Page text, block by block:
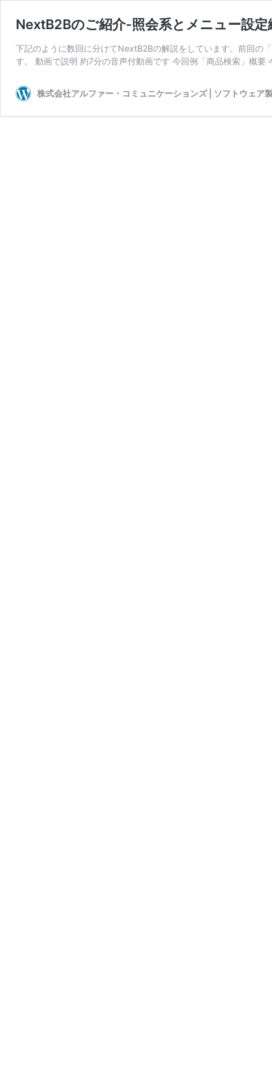
NextB2Bのご紹介-照会系とメニュー設定
下記のように数回に分けてNextB2Bの解説をしています。前回の
す。 動画で説明 約7分の音声付動画です 今回例「商品検索」概
株式会社アルファー・コミュニケーションズ | ソフトウェア